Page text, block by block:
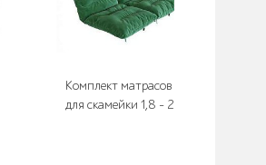
Комплект матрасов 2С3
для скамейки 1,8 - 2,0 м.